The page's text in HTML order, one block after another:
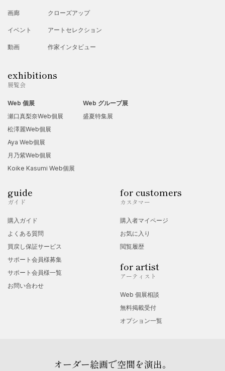
画廊
イベント
動画
クローズアップ
アートセレクション
作家インタビュー
exhibitions
展覧会
Web 個展
瀬口真梨奈Web個展
松澤麗Web個展
Aya Web個展
月乃紫Web個展
Koike Kasumi Web個展
Web グループ展
盛夏特集展
guide
ガイド
購入ガイド
よくある質問
買戻し保証サービス
サポート会員様募集
サポート会員様一覧
お問い合わせ
for customers
カスタマー
購入者マイページ
お気に入り
閲覧履歴
for artist
アーティスト
Web 個展相談
無料掲載受付
オプション一覧
オーダー絵画で空間を演出。